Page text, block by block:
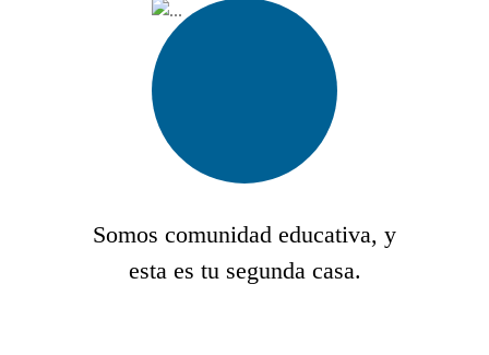
Somos comunidad educativa, y
esta es tu segunda casa.